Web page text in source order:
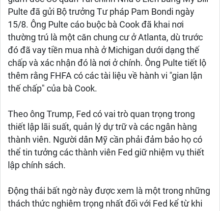
Pulte đã gửi Bộ trưởng Tư pháp Pam Bondi ngày
15/8. Ông Pulte cáo buộc bà Cook đã khai nơi
thường trú là một căn chung cư ở Atlanta, dù trước
đó đã vay tiền mua nhà ở Michigan dưới dạng thế
chấp và xác nhận đó là nơi ở chính. Ông Pulte tiết lộ
thêm rằng FHFA có các tài liệu về hành vi "gian lận
thế chấp" của bà Cook.
Theo ông Trump, Fed có vai trò quan trọng trong
thiết lập lãi suất, quản lý dự trữ và các ngân hàng
thành viên. Người dân Mỹ cần phải đảm bảo họ có
thể tin tưởng các thành viên Fed giữ nhiệm vụ thiết
lập chính sách.
Động thái bất ngờ này được xem là một trong những
thách thức nghiêm trọng nhất đối với Fed kể từ khi